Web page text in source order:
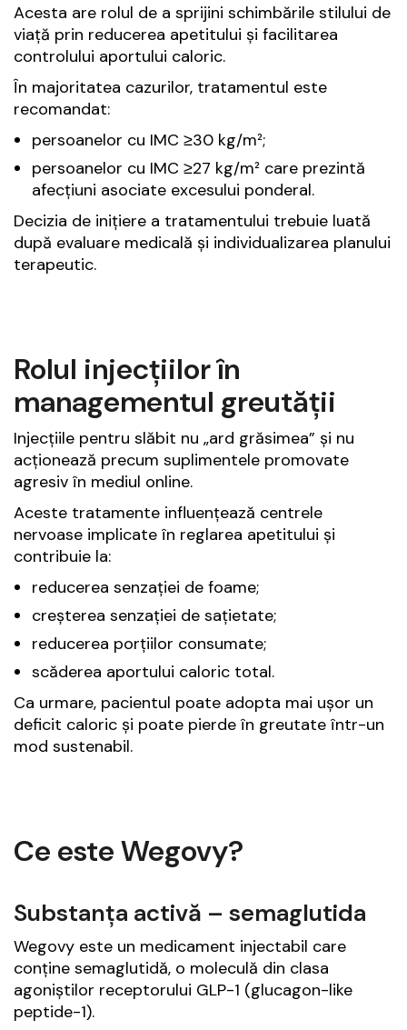
Acesta are rolul de a sprijini schimbările stilului de
viață prin reducerea apetitului și facilitarea
controlului aportului caloric.
În majoritatea cazurilor, tratamentul este
recomandat:
persoanelor cu IMC ≥30 kg/m²;
persoanelor cu IMC ≥27 kg/m² care prezintă
afecțiuni asociate excesului ponderal.
Decizia de inițiere a tratamentului trebuie luată
după evaluare medicală și individualizarea planului
terapeutic.
Rolul injecțiilor în
managementul greutății
Injecțiile pentru slăbit nu „ard grăsimea” și nu
acționează precum suplimentele promovate
agresiv în mediul online.
Aceste tratamente influențează centrele
nervoase implicate în reglarea apetitului și
contribuie la:
reducerea senzației de foame;
creșterea senzației de sațietate;
reducerea porțiilor consumate;
scăderea aportului caloric total.
Ca urmare, pacientul poate adopta mai ușor un
deficit caloric și poate pierde în greutate într-un
mod sustenabil.
Ce este Wegovy?
Substanța activă – semaglutida
Wegovy este un medicament injectabil care
conține semaglutidă, o moleculă din clasa
agoniștilor receptorului GLP-1 (glucagon-like
peptide-1).